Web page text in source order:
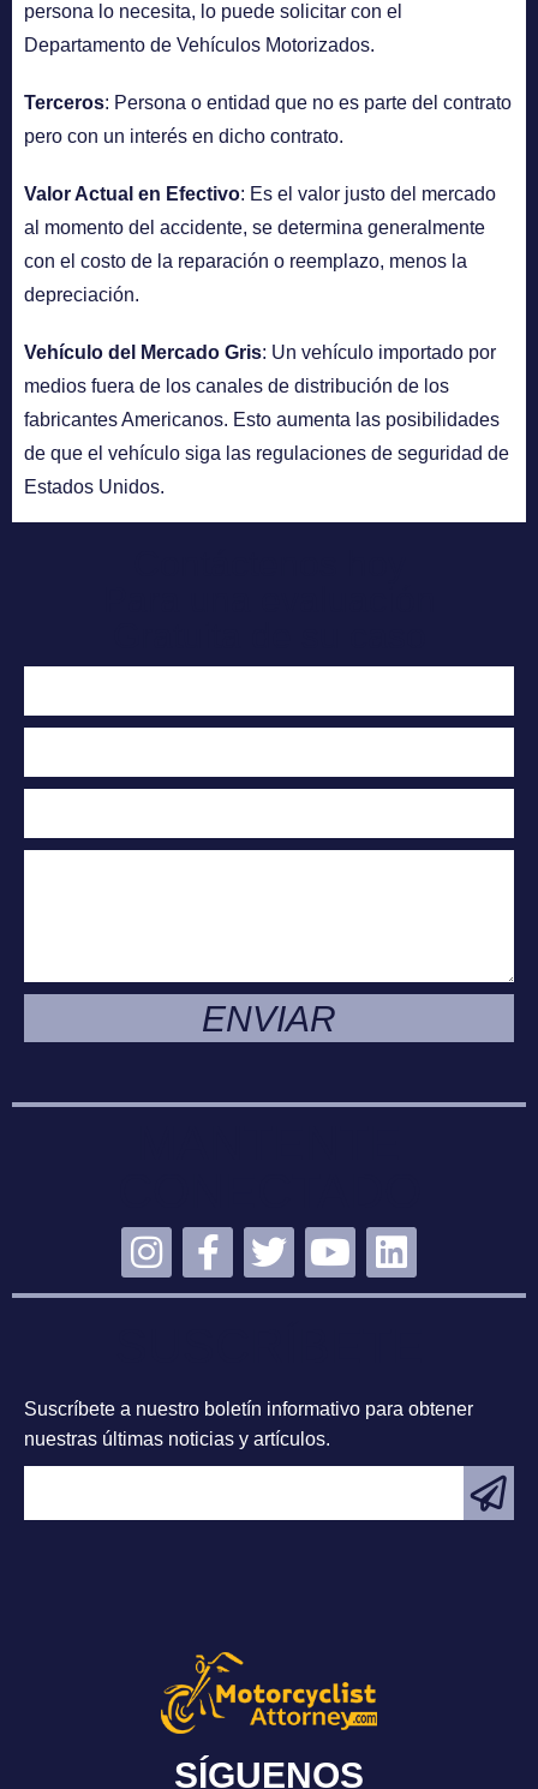
persona lo necesita, lo puede solicitar con el
Departamento de Vehículos Motorizados.
Terceros: Persona o entidad que no es parte del contrato
pero con un interés en dicho contrato.
Valor Actual en Efectivo: Es el valor justo del mercado
al momento del accidente, se determina generalmente
con el costo de la reparación o reemplazo, menos la
depreciación.
Vehículo del Mercado Gris: Un vehículo importado por
medios fuera de los canales de distribución de los
fabricantes Americanos. Esto aumenta las posibilidades
de que el vehículo siga las regulaciones de seguridad de
Estados Unidos.
ENVIAR
Suscríbete a nuestro boletín informativo para obtener
nuestras últimas noticias y artículos.
SÍGUENOS